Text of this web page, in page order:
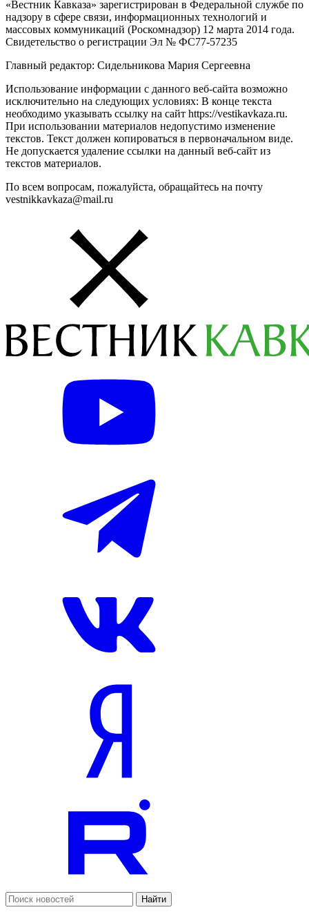
«Вестник Кавказа» зарегистрирован в Федеральной службе по
надзору в сфере связи, информационных технологий и
массовых коммуникаций (Роскомнадзор) 12 марта 2014 года.
Свидетельство о регистрации Эл № ФС77-57235
Главный редактор: Сидельникова Мария Сергеевна
Использование информации с данного веб-сайта возможно
исключительно на следующих условиях: В конце текста
необходимо указывать ссылку на сайт https://vestikavkaza.ru.
При использовании материалов недопустимо изменение
текстов. Текст должен копироваться в первоначальном виде.
Не допускается удаление ссылки на данный веб-сайт из
текстов материалов.
По всем вопросам, пожалуйста, обращайтесь на почту
vestnikkavkaza@mail.ru
Найти